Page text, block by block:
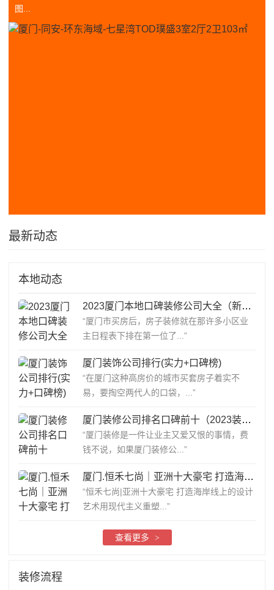
图...
最新动态
本地动态
2023厦门本地口碑装修公司大全（新出炉较新榜单）
“厦门市买房后，房子装修就在那许多小区业
主日程表下排在第一位了...”
厦门装饰公司排行(实力+口碑榜)
“在厦门这种高房价的城市买套房子着实不
易，要掏空两代人的口袋，...”
厦门装修公司排名口碑前十（2023装修榜单）
“厦门装修是一件让业主又爱又恨的事情，费
钱不说，如果厦门装修公...”
厦门.恒禾七尚｜亚洲十大豪宅 打造海岸线上的设计艺术
“恒禾七尚|亚洲十大豪宅 打造海岸线上的设计
艺术用现代主义重塑...”
查看更多 >
装修流程